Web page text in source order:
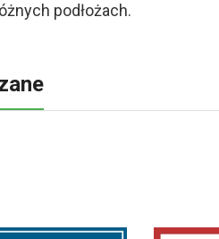
podłożach.